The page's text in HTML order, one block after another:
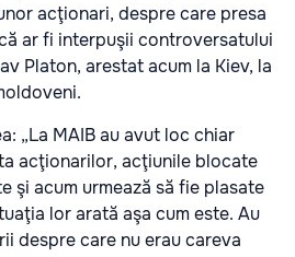
acţionari, despre care presa
ar fi interpuşii controversatului
Platon, arestat acum la Kiev, la
„La MAIB au avut loc chiar
acţionarilor, acţiunile blocate
şi acum urmează să fie plasate
lor arată aşa cum este. Au
despre care nu erau careva